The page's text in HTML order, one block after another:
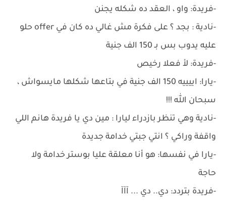
-فريدة: واو ، العقد ده شكله يجنن
-نادية : بجد ؟ على فكرة مش غالي ده كان في offer حلو
عليه يدوب بس بـ 150 الف جنية
-فريدة: لأ فعلا رخيص
-يارا: اييييه 150 الف جنية في بتاعها شكلها مايسواش ،
سبحان الله !!!
-نادية وهي تنظر بازدراء ليارا : مين دي يا فريدة هانم اللي
واقفة وراكي ؟ انتي جبتي خدامة جديدة
-يارا في نفسها: هو أنا معلقة عليا بوستر خدامة ولا
حاجة
-فريدة بتردد: دي.. دي ... آآآ